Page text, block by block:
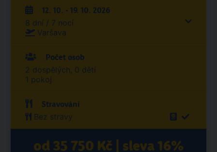
12. 10. - 19. 10. 2026
8 dní / 7 nocí
Varšava
Počet osob
2 dospělých, 0 dětí
1 pokoj
Stravování
Bez stravy
od 35 750 Kč | sleva 16%